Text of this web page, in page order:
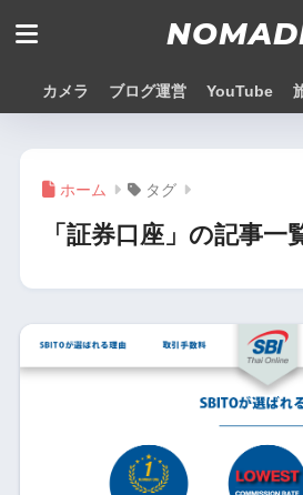
カメラ ブログ運営 YouTube
ホーム タグ
「証券口座」の記事一